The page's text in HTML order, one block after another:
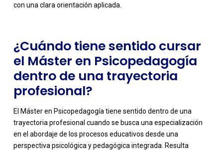
con una clara orientación aplicada.
¿Cuándo tiene sentido cursar
el Máster en Psicopedagogía
dentro de una trayectoria
profesional?
El Máster en Psicopedagogía tiene sentido dentro de una
trayectoria profesional cuando se busca una especialización
en el abordaje de los procesos educativos desde una
perspectiva psicológica y pedagógica integrada. Resulta